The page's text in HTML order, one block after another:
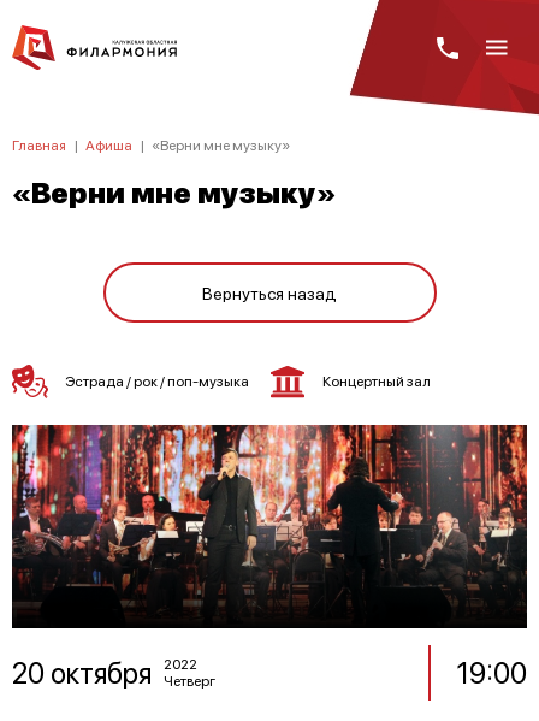
Главная | Афиша | «Верни мне музыку»
«Верни мне музыку»
Вернуться назад
20 октября
2022
Четверг
19:00
Эстрада / рок / поп-музыка Концертный зал